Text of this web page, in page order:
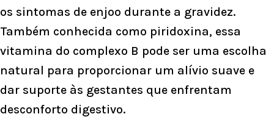
os sintomas de enjoo durante a gravidez.
Também conhecida como piridoxina, essa
vitamina do complexo B pode ser uma escolha
natural para proporcionar um alívio suave e
dar suporte às gestantes que enfrentam
desconforto digestivo.